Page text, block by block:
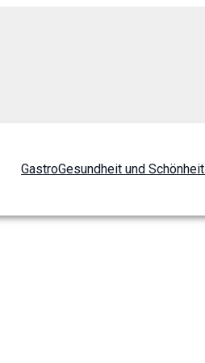
GastroGesundheit und Schönheit